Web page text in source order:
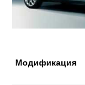
Модификация